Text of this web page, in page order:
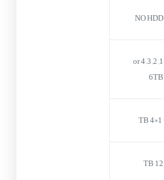
NO HDD
1, 2, 3, 4 or
6TB
12 TB